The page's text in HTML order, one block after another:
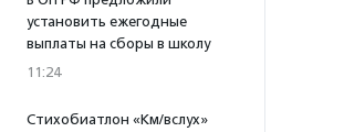
установить ежегодные
выплаты на сборы в школу
11:24
Стихобиатлон «Км/вслух»